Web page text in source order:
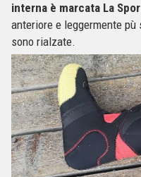
interna è marcata La
anteriore e leggermente
sono rialzate.